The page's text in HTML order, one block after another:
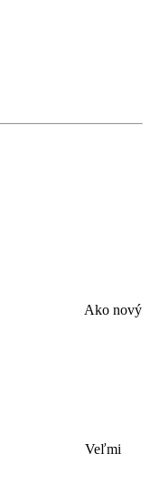
Ako nový
Veľmi